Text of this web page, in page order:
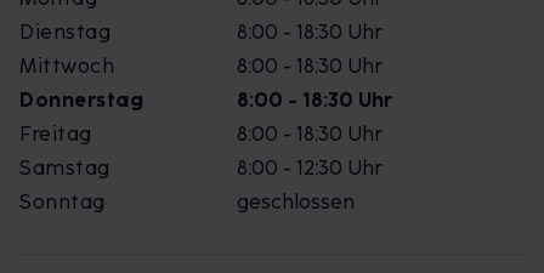
Dienstag
8:00 - 18:30 Uhr
Mittwoch
8:00 - 18:30 Uhr
Donnerstag
8:00 - 18:30 Uhr
Freitag
8:00 - 18:30 Uhr
Samstag
8:00 - 12:30 Uhr
Sonntag
geschlossen